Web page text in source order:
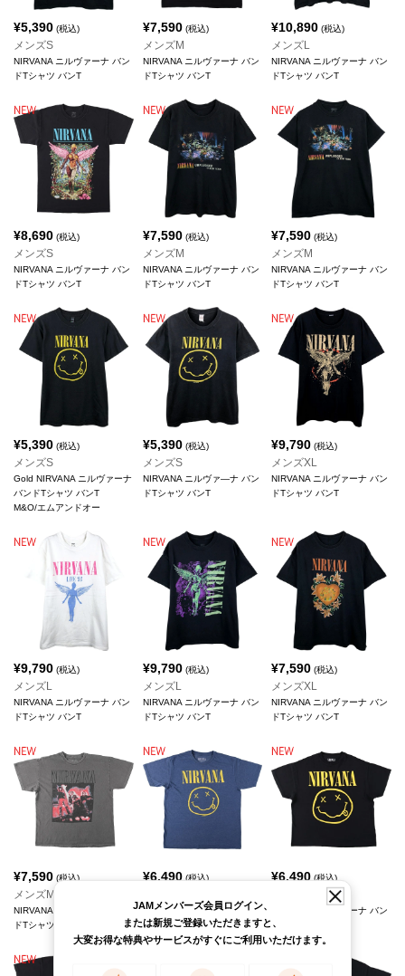
¥5,390 (税込)
メンズS
NIRVANA ニルヴァーナ バン
ドTシャツ バンT
¥7,590(税込)
メンズM
NIRVANA ニルヴァーナ バン
ドTシャツ バンT
¥10,890 (税込)
メンズL
NIRVANA ニルヴァーナ バン
ドTシャツ バンT
¥8,690 (税込)
メンズS
NIRVANA ニルヴァーナ バン
ドTシャツ バンT
¥7,590(税込)
メンズM
NIRVANA ニルヴァーナ バン
ドTシャツ バンT
¥7,590 (税込)
メンズM
NIRVANA ニルヴァーナ バン
ドTシャツ バンT
¥5,390 (税込)
メンズS
Gold NIRVANA ニルヴァーナ
バンドTシャツ バンT
M&O/エムアンドオー
¥5,390(税込)
メンズS
NIRVANA ニルヴァ―ナ バン
ドTシャツ バンT
¥9,790 (税込)
メンズXL
NIRVANA ニルヴァーナ バン
ドTシャツ バンT
¥9,790 (税込)
メンズL
NIRVANA ニルヴァーナ バン
ドTシャツ バンT
¥9,790(税込)
メンズL
NIRVANA ニルヴァーナ バン
ドTシャツ バンT
¥7,590 (税込)
メンズXL
NIRVANA ニルヴァーナ バン
ドTシャツ バンT
¥7,590 (税込)
メンズM
NIRVANA ニルヴァーナ バン
ドTシャツ バンT
¥6,490(税込)
NIRVANA ニルヴァーナ バン
ドTシャツ バンT
¥6,490 (税込)
NIRVANA ニルヴァーナ バン
ドTシャツ バンT
JAMメンバーズ会員ログイン、
または新規ご登録いただきますと、
大変お得な特典やサービスがすぐにご利用いただけます。